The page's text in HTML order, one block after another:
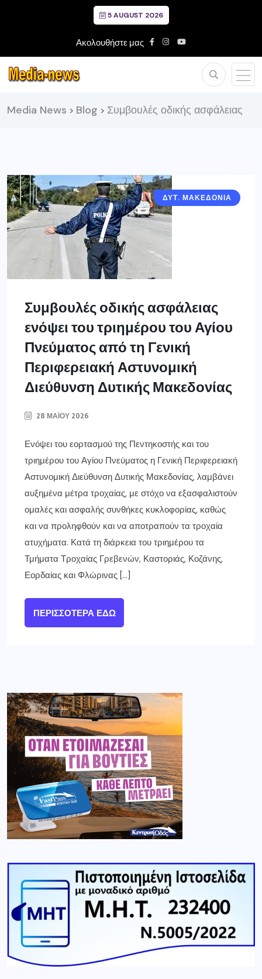
5 AUGUST 2026
Ακολουθήστε μας
Media News > Blog > Συμβουλές οδικής ασφάλειας
ΔΥΤ. ΜΑΚΕΔΟΝΙΑ
Συμβουλές οδικής ασφάλειας
ενόψει του τριημέρου του Αγίου
Πνεύματος από τη Γενική
Περιφερειακή Αστυνομική
Διεύθυνση Δυτικής Μακεδονίας
28 ΜΑΪ́ΟΥ 2026
Ενόψει του εορτασμού της Πεντηκοστής και του
τριημέρου του Αγίου Πνεύματος η Γενική Περιφερειακή
Αστυνομική Διεύθυνση Δυτικής Μακεδονίας, λαμβάνει
αυξημένα μέτρα τροχαίας, με στόχο να εξασφαλιστούν
ομαλές και ασφαλής συνθήκες κυκλοφορίας, καθώς
και να προληφθούν και να αποτραπούν τα τροχαία
ατυχήματα. Κατά τη διάρκεια του τριημέρου τα
Τμήματα Τροχαίας Γρεβενών, Καστοριάς, Κοζάνης,
Εορδαίας και Φλώρινας […]
ΠΕΡΙΣΣΌΤΕΡΑ ΕΔΏ